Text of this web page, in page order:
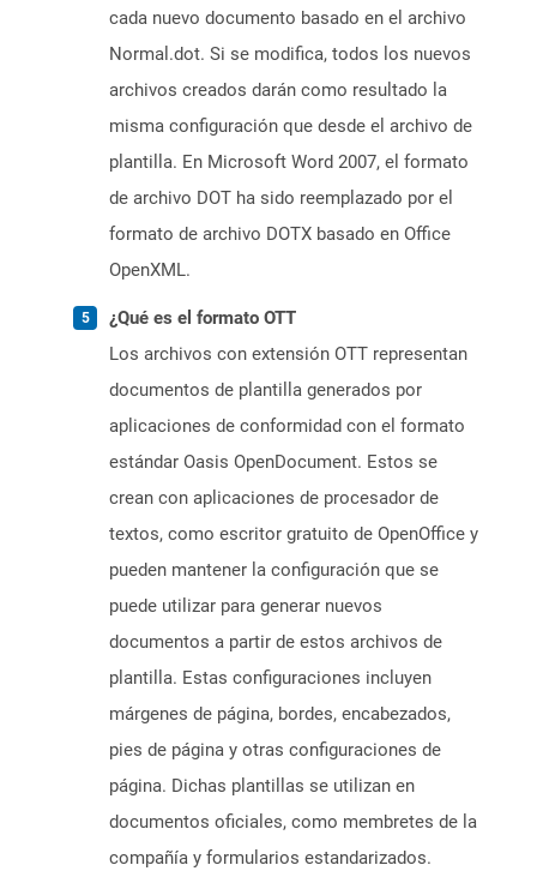
cada nuevo documento basado en el archivo
Normal.dot. Si se modifica, todos los nuevos
archivos creados darán como resultado la
misma configuración que desde el archivo de
plantilla. En Microsoft Word 2007, el formato
de archivo DOT ha sido reemplazado por el
formato de archivo DOTX basado en Office
OpenXML.
¿Qué es el formato OTT
Los archivos con extensión OTT representan
documentos de plantilla generados por
aplicaciones de conformidad con el formato
estándar Oasis OpenDocument. Estos se
crean con aplicaciones de procesador de
textos, como escritor gratuito de OpenOffice y
pueden mantener la configuración que se
puede utilizar para generar nuevos
documentos a partir de estos archivos de
plantilla. Estas configuraciones incluyen
márgenes de página, bordes, encabezados,
pies de página y otras configuraciones de
página. Dichas plantillas se utilizan en
documentos oficiales, como membretes de la
compañía y formularios estandarizados.